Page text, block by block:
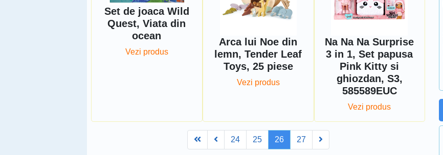
Set de joaca Wild
Quest, Viata din
ocean
Vezi produs
Arca lui Noe din
lemn, Tender Leaf
Toys, 25 piese
Vezi produs
Na Na Na Surprise
3 in 1, Set papusa
Pink Kitty si
ghiozdan, S3,
585589EUC
Vezi produs
FirstPrev24 25 26 27 Next